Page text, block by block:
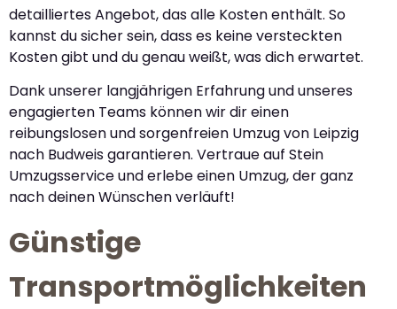
detailliertes Angebot, das alle Kosten enthält. So
kannst du sicher sein, dass es keine versteckten
Kosten gibt und du genau weißt, was dich erwartet.
Dank unserer langjährigen Erfahrung und unseres
engagierten Teams können wir dir einen
reibungslosen und sorgenfreien Umzug von Leipzig
nach Budweis garantieren. Vertraue auf Stein
Umzugsservice und erlebe einen Umzug, der ganz
nach deinen Wünschen verläuft!
Günstige
Transportmöglichkeiten